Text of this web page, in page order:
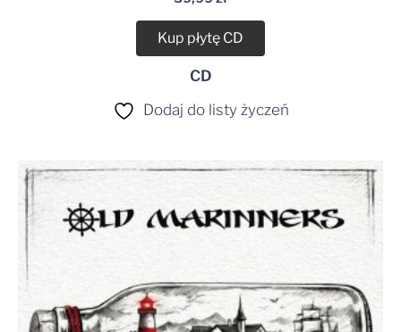
Kup płytę CD
CD
Dodaj do listy życzeń
Zakres
34,99 zł